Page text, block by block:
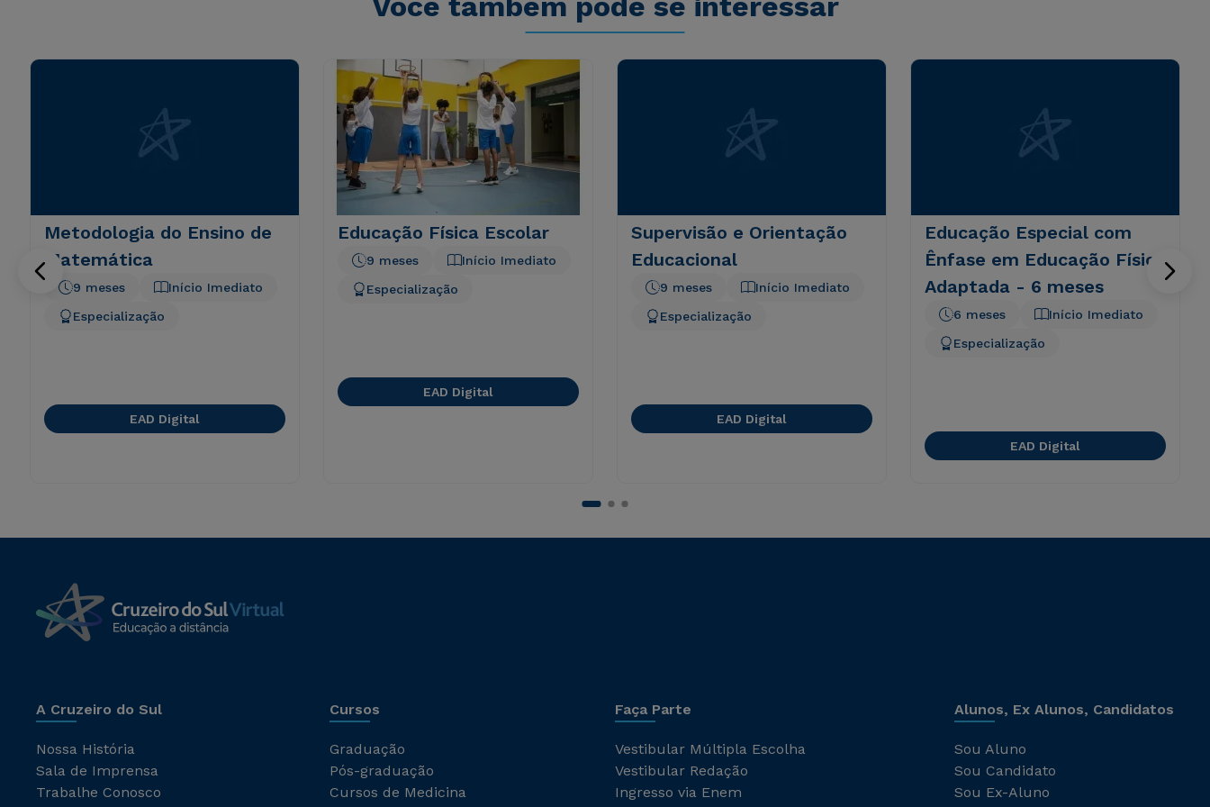
Metodologia do Ensino de
Matemática
Início Imediato
9 meses
Especialização
EAD Digital
Educação Física Escolar
Início Imediato
9 meses
Especialização
EAD Digital
Supervisão e Orientação
Educacional
Início Imediato
9 meses
Especialização
EAD Digital
Educação Especial com
Ênfase em Educação Física
Adaptada - 6 meses
Início Imediato
6 meses
Especialização
EAD Digital
A Cruzeiro do Sul
Nossa História
Sala de Imprensa
Trabalhe Conosco
Cursos
Graduação
Pós-graduação
Cursos de Medicina
Faça Parte
Vestibular Múltipla Escolha
Vestibular Redação
Ingresso via Enem
Alunos, Ex Alunos, Candidatos
Sou Aluno
Sou Candidato
Sou Ex-Aluno